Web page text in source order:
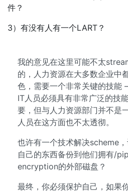
件？
3）有没有人有一个LART？
我的意见在这里可能不太
的，人力资源在大多数企业中
色，需要一个非常关键的技能
IT人员必须具有非常广泛的技
要，但与人力资源部门并不是
人员在这方面也不太透彻。
也许有一个技术解决scheme
自己的东西备份到他们拥有/
encryption的外部磁盘？
最终，你必须保护自己，如果